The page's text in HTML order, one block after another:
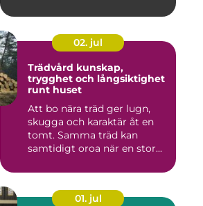
02. jul
Trädvård kunskap,
trygghet och långsiktighet
runt huset
Att bo nära träd ger lugn,
skugga och karaktär åt en
tomt. Samma träd kan
samtidigt oroa när en stor...
01. jul